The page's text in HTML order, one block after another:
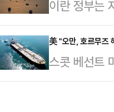
다려달라”고
해협 통과를
박의 통항을
것"이라는 성
를 시도한 선
인 이란 인터
규모, 사상자
이란 정부는
었다고 밝혔
(SNS) 엑스
범한 이후
표했다.허가
美 "오만, 호르무즈
스콧 베선트
징수에 관여